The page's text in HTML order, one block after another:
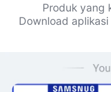
Produk yang
Download